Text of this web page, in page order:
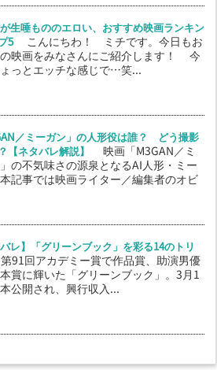
生唾もののエロい、おすすめ映画ランキン
5
こんにちわ！ ミチです。今日もお
映画をみなさんにご紹介します！ 今
っとエッチな感じで…笑...
／ミーガン」の人形役は誰？ どう撮影
【ネタバレ解説】
映画「M3GAN／ミ
の不気味さの源泉となるAI人形・ミー
記事では映画ライター／編集者のオビ
バレ】「グリーンブック」を彩る14のトリ
91回アカデミー賞で作品賞、助演男優
賞に輝いた「グリーンブック」。3月1
公開され、興行収入...